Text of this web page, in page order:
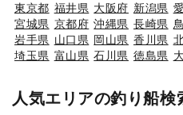
東京都 福井県 大阪府 新潟県
宮城県 京都府 沖縄県 長崎県
岩手県 山口県 岡山県 香川県
埼玉県 富山県 石川県 徳島県
人気エリアの釣り船検